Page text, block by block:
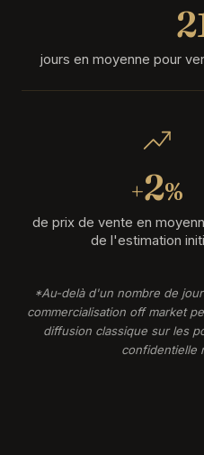
jours en moyenne pour
+2%
de prix de vente en
de l'estimation
*Au-delà d'un nombre de
commercialisation off market
diffusion classique sur les
confidentielle